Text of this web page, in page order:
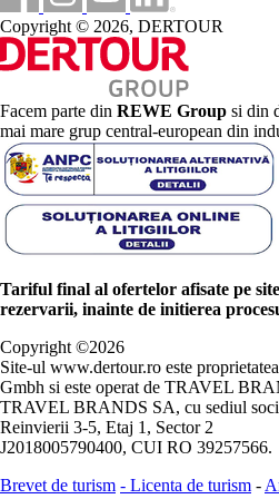
Copyright © 2026, DERTOUR
Facem parte din REWE Group si din
mai mare grup central-european din
Tariful final al ofertelor afisate pe
rezervarii, inainte de initierea
Copyright ©2026
Site-ul www.dertour.ro este
Gmbh si este operat de TRAVEL
TRAVEL BRANDS SA, cu sediul
Reinvierii 3-5, Etaj 1, Sector 2
J2018005790400, CUI RO 39257566.
Brevet de turism - Licenta de turism -